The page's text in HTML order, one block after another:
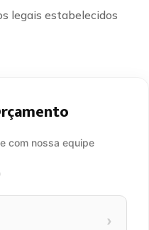
legais estabelecidos
com nossa equipe
›